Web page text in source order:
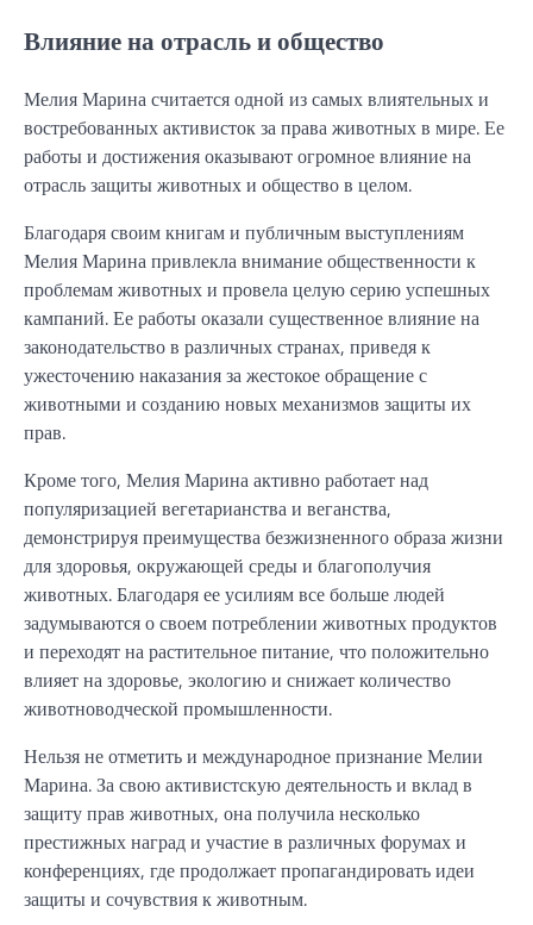
Влияние на отрасль и общество
Мелия Марина считается одной из самых влиятельных и
востребованных активисток за права животных в мире. Ее
работы и достижения оказывают огромное влияние на
отрасль защиты животных и общество в целом.
Благодаря своим книгам и публичным выступлениям
Мелия Марина привлекла внимание общественности к
проблемам животных и провела целую серию успешных
кампаний. Ее работы оказали существенное влияние на
законодательство в различных странах, приведя к
ужесточению наказания за жестокое обращение с
животными и созданию новых механизмов защиты их
прав.
Кроме того, Мелия Марина активно работает над
популяризацией вегетарианства и веганства,
демонстрируя преимущества безжизненного образа жизни
для здоровья, окружающей среды и благополучия
животных. Благодаря ее усилиям все больше людей
задумываются о своем потреблении животных продуктов
и переходят на растительное питание, что положительно
влияет на здоровье, экологию и снижает количество
животноводческой промышленности.
Нельзя не отметить и международное признание Мелии
Марина. За свою активистскую деятельность и вклад в
защиту прав животных, она получила несколько
престижных наград и участие в различных форумах и
конференциях, где продолжает пропагандировать идеи
защиты и сочувствия к животным.